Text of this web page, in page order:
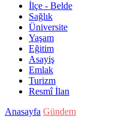
İlçe - Belde
Sağlık
Üniversite
Yaşam
Eğitim
Asayiş
Emlak
Turizm
Resmî İlan
Anasayfa Gündem